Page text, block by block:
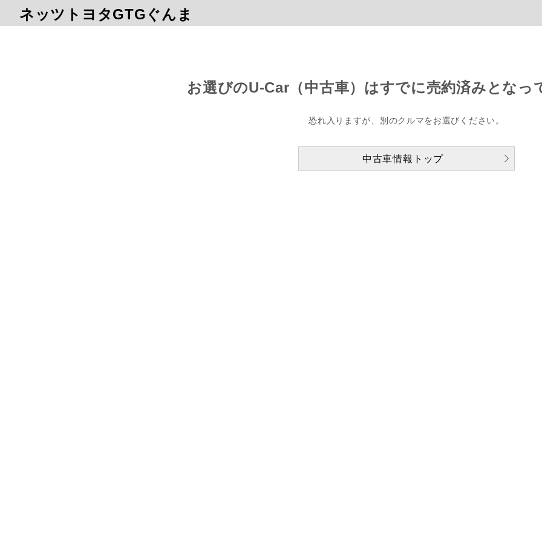
ネッツトヨタGTGぐんま
お選びのU-Car（中古車）はすでに売約済みとなっ
恐れ入りますが、別のクルマをお選びください。
中古車情報トップ